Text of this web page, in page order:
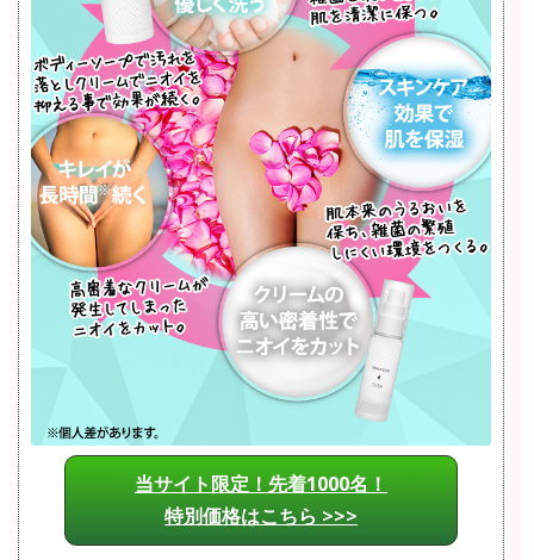
当サイト限定！先着1000名！
特別価格はこちら >>>